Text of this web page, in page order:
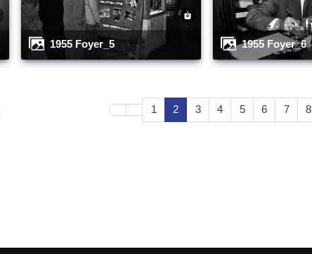
1955 Foyer_5 1955 Foyer_6
1 2 3 4 5 6 7 8